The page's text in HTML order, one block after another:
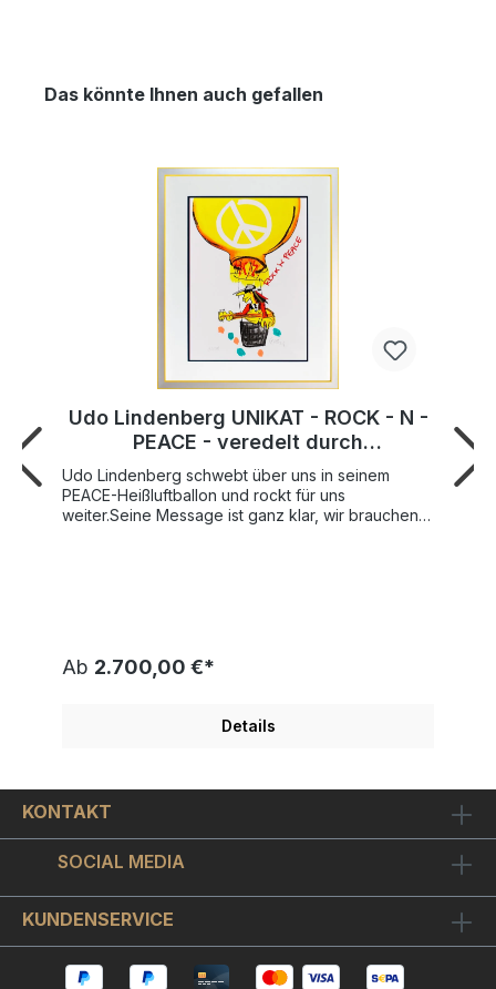
Das könnte Ihnen auch gefallen
Udo Lindenberg UNIKAT - ROCK - N -
PEACE - veredelt durch
Handbemalung
Udo Lindenberg schwebt über uns in seinem
PEACE-Heißluftballon und rockt für uns
weiter.Seine Message ist ganz klar, wir brauchen
Siebdruck kommen bei diesem Motiv die herrlich
original Udo Lindenberg Grafik "ROCK - N -
PEACE" ist vom Künstler handsigniert und auf nur
besonders hohen Wertsteigerung. Die gezeigte
Nummerierung ist nur ein Beispiel. Einen
geschmackvollen Bilderrahmen wählen Sie bitte
oben in der Auswahlbox: einen zeitlosen,
dezenten Holzrahmen in Silber und mit
Echtsilberoptik und Passepartout; oder einen
besonders farbenfrohen Holzrahmen in
Sie mit Museumsglas versehen. Gerahmt hat
Ab 2.700,00 €*
Details
KONTAKT
SOCIAL MEDIA
KUNDENSERVICE